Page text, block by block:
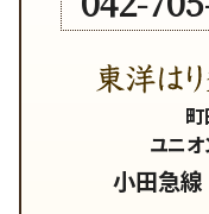
ユニ
小田急線